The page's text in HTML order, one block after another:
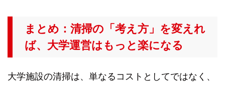
まとめ：清掃の「考え方」を変えれ
ば、大学運営はもっと楽になる
大学施設の清掃は、単なるコストとしてではなく、